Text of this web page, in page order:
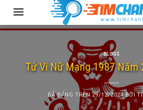
nội
BLOGS
Tử Vi Nữ Mạng 1987 Năm
ĐÃ ĐĂNG TRÊN 29/12/2024 BỞI